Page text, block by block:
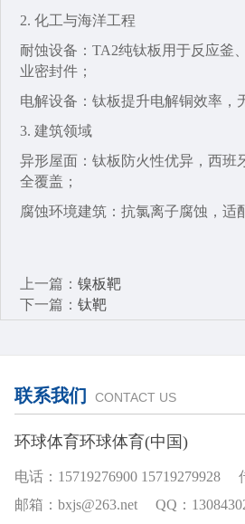
2. 化工与海洋工程‌
耐蚀设备‌：TA2纯钛板用于反应釜
业密封件；
电解设备‌：钛板提升电解铜效率，
3. 建筑领域‌
异形屋面‌：钛板防火性优异，西班
全覆盖；
腐蚀环境建筑‌：抗氯离子腐蚀，适
上一篇： 镍板靶
下一篇： 钛靶
联系我们 CONTACT US
环球体育环球体育(中国)
电话：15719276900 15719279928
邮箱：bxjs@263.net QQ：